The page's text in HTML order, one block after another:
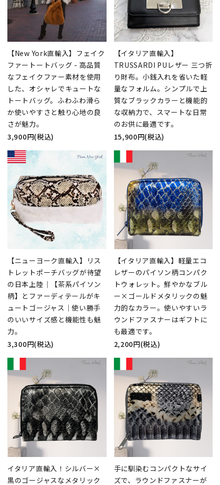
【New York直輸入】フェイク
ファートートバッグ - 高品質
なフェイクファー素材を使用
した、オシャレでキュートな
トートバッグ。ふわふわ滑ら
か使いやすさと触り心地の良
さが魅力。
3,900円(税込)
【イタリア直輸入】
TRUSSARDI PUレザー 三つ折
り財布。小銭入れを省いた軽
量なフォルム。シンプルで上
質なブラックカラーと機能的
な収納力で、スマートな日常
のお供に最適です。
15,900円(税込)
【ニューヨーク直輸入】リス
トレットポーチバッグが待望
の日本上陸｜【茶系パイソン
柄】とファーディテールがキ
ュートゴージャス｜使い勝手
のいいサイズ感と機能性も魅
力。
3,300円(税込)
【イタリア直輸入】軽量エコ
レザーのパイソン柄コンパク
トウォレット。鮮やかなブル
ー×ゴールドメタリックの魅
力的なカラー。使いやすいラ
ウンドファスナーはギフトに
も最適です。
2,200円(税込)
イタリア直輸入！シルバー×
黒のゴージャスなメタリック
手に馴染むコンパクトなサイ
ズで、ラウンドファスナーが